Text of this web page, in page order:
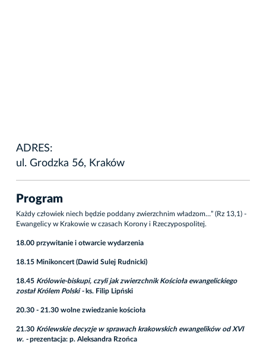
ADRES:
ul. Grodzka 56, Kraków
Program
Każdy człowiek niech będzie poddany zwierzchnim władzom…” (Rz 13,1) -
Ewangelicy w Krakowie w czasach Korony i Rzeczypospolitej.
18.00 przywitanie i otwarcie wydarzenia
18.15 Minikoncert (Dawid Sulej Rudnicki)
18.45 Królowie-biskupi, czyli jak zwierzchnik Kościoła ewangelickiego
został Królem Polski -ks. Filip Lipński
20.30 - 21.30 wolne zwiedzanie kościoła
21.30 Królewskie decyzje w sprawach krakowskich ewangelików od XVI
w. -prezentacja: p. Aleksandra Rzońca